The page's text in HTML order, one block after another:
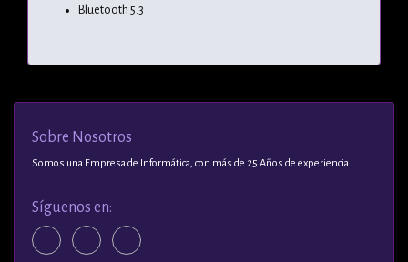
Bluetooth 5.3
Sobre Nosotros
Somos una Empresa de Informática, con más de 25 Años de experiencia.
Síguenos en: